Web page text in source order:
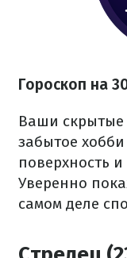
Гороскоп на
Ваши скрытые
забытое
поверхность
Уверенно
самом деле